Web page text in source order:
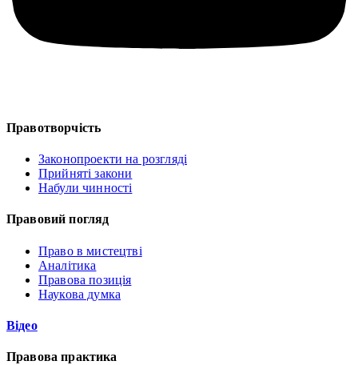
Правотворчість
Законопроекти на розгляді
Прийняті закони
Набули чинності
Правовий погляд
Право в мистецтві
Аналітика
Правова позиція
Наукова думка
Відео
Правова практика